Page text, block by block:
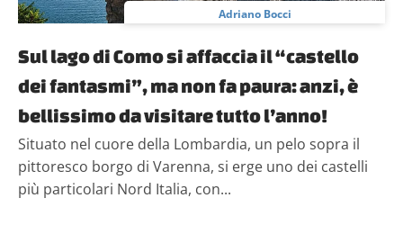
Adriano Bocci
Sul lago di Como si affaccia il “castello
dei fantasmi”, ma non fa paura: anzi, è
bellissimo da visitare tutto l’anno!
Situato nel cuore della Lombardia, un pelo sopra il
pittoresco borgo di Varenna, si erge uno dei castelli
più particolari Nord Italia, con...